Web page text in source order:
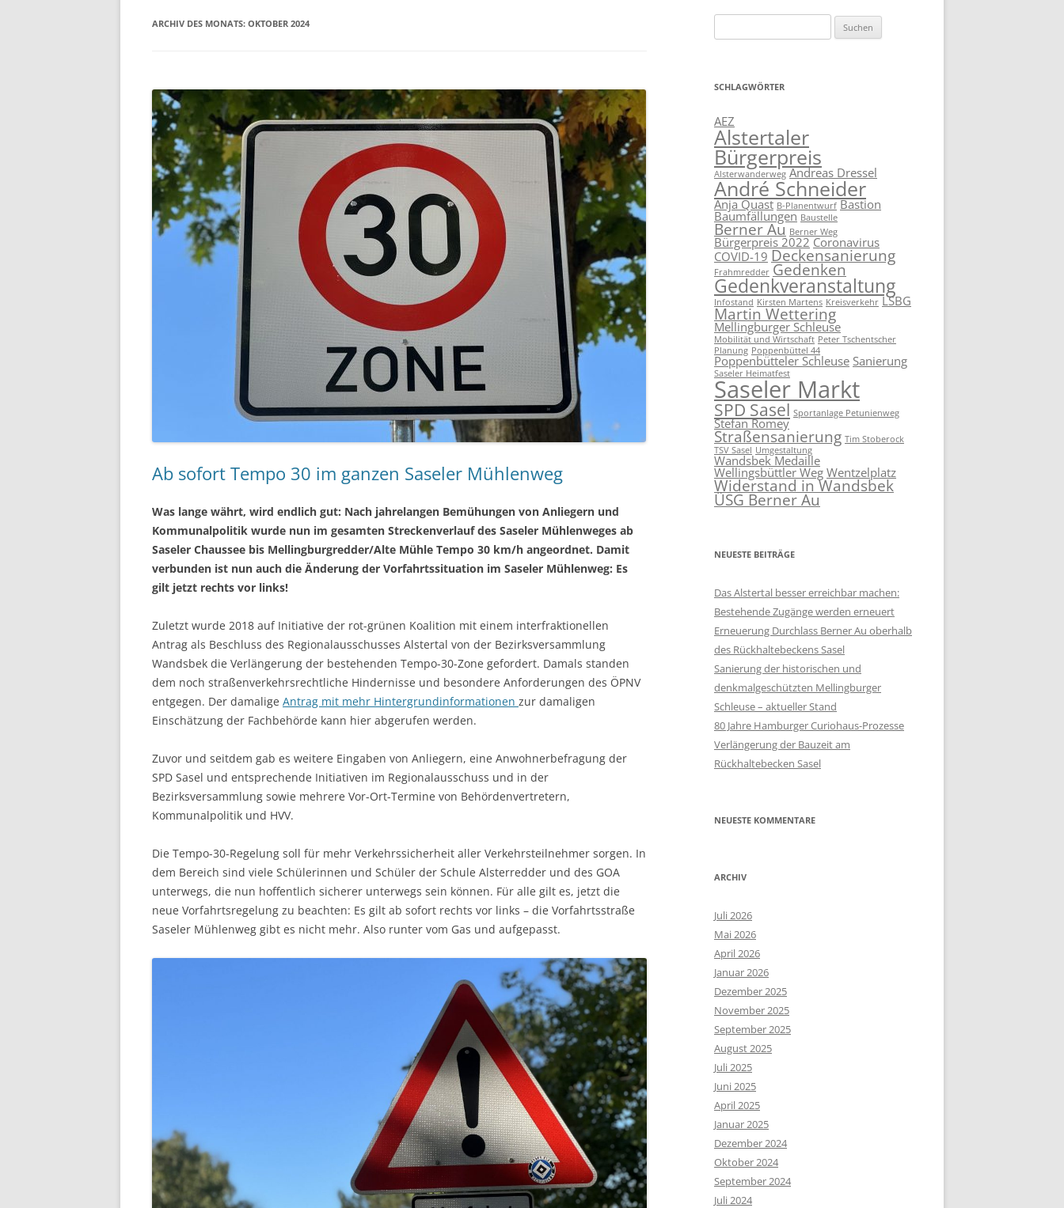
ARCHIV DES MONATS: OKTOBER 2024
Ab sofort Tempo 30 im ganzen Saseler Mühlenweg
Was lange währt, wird endlich gut: Nach jahrelangen Bemühungen von Anliegern und
Kommunalpolitik wurde nun im gesamten Streckenverlauf des Saseler Mühlenweges ab
Saseler Chaussee bis Mellingburgredder/Alte Mühle Tempo 30 km/h angeordnet. Damit
verbunden ist nun auch die Änderung der Vorfahrtssituation im Saseler Mühlenweg: Es
gilt jetzt rechts vor links!
Zuletzt wurde 2018 auf Initiative der rot-grünen Koalition mit einem interfraktionellen
Antrag als Beschluss des Regionalausschusses Alstertal von der Bezirksversammlung
Wandsbek die Verlängerung der bestehenden Tempo-30-Zone gefordert. Damals standen
dem noch straßenverkehrsrechtliche Hindernisse und besondere Anforderungen des ÖPNV
entgegen. Der damalige Antrag mit mehr Hintergrundinformationen zur damaligen
Einschätzung der Fachbehörde kann hier abgerufen werden.
Zuvor und seitdem gab es weitere Eingaben von Anliegern, eine Anwohnerbefragung der
SPD Sasel und entsprechende Initiativen im Regionalausschuss und in der
Bezirksversammlung sowie mehrere Vor-Ort-Termine von Behördenvertretern,
Kommunalpolitik und HVV.
Die Tempo-30-Regelung soll für mehr Verkehrssicherheit aller Verkehrsteilnehmer sorgen. In
dem Bereich sind viele Schülerinnen und Schüler der Schule Alsterredder und des GOA
unterwegs, die nun hoffentlich sicherer unterwegs sein können. Für alle gilt es, jetzt die
neue Vorfahrtsregelung zu beachten: Es gilt ab sofort rechts vor links – die Vorfahrtsstraße
Saseler Mühlenweg gibt es nicht mehr. Also runter vom Gas und aufgepasst.
nach:
SCHLAGWÖRTER
AEZ
Alstertaler
Bürgerpreis
Alsterwanderweg Andreas Dressel
André Schneider
Anja Quast B-Planentwurf Bastion
Baumfällungen Baustelle
Berner Au Berner Weg
Bürgerpreis 2022Coronavirus
COVID-19 Deckensanierung
Frahmredder Gedenken
Gedenkveranstaltung
Infostand Kirsten Martens Kreisverkehr LSBG
Martin Wettering
Mellingburger Schleuse
Mobilität und Wirtschaft Peter Tschentscher
Planung Poppenbüttel 44
Poppenbütteler Schleuse Sanierung
Saseler Heimatfest
Saseler Markt
SPD Sasel Sportanlage Petunienweg
Stefan Romey
Straßensanierung Tim Stoberock
TSV Sasel Umgestaltung
Wandsbek Medaille
Wellingsbüttler WegWentzelplatz
Widerstand in Wandsbek
ÜSG Berner Au
NEUESTE BEITRÄGE
Das Alstertal besser erreichbar machen:
Bestehende Zugänge werden erneuert
Erneuerung Durchlass Berner Au oberhalb
des Rückhalte­beckens Sasel
Sanierung der historischen und
denkmalgeschützten Mellingburger
Schleuse – aktueller Stand
80 Jahre Hamburger Curiohaus-Prozesse
Verlängerung der Bauzeit am
Rückhaltebecken Sasel
NEUESTE KOMMENTARE
ARCHIV
Juli 2026
Mai 2026
April 2026
Januar 2026
Dezember 2025
November 2025
September 2025
August 2025
Juli 2025
Juni 2025
April 2025
Januar 2025
Dezember 2024
Oktober 2024
September 2024
Juli 2024